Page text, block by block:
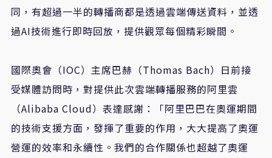
同，有超過一半的轉播商都是透過雲端傳送資料，並透
過AI技術進行即時回放，提供觀眾每個精彩瞬間。
國際奧會（IOC）主席巴赫（Thomas Bach）日前接
受媒體訪問時，對提供此次雲端轉播服務的阿里雲
（Alibaba Cloud）表達感謝：「阿里巴巴在奧運期間
的技術支援方面，發揮了重要的作用，大大提高了奧運
營運的效率和永續性。我們的合作關係也超越了奧運